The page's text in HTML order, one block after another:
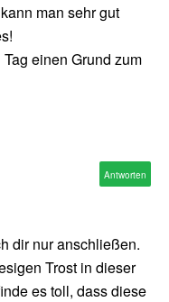
man sehr gut
einen Grund zum
dir nur anschließen.
Trost in dieser
es toll, dass diese
Antworten